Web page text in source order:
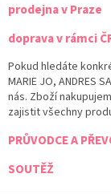
prodejna v Praze
doprava v rámci
Pokud hledáte
MARIE JO, ANDRES
nás. Zboží
zajistit všechny
PRŮVODCE A
SOUTĚŽ